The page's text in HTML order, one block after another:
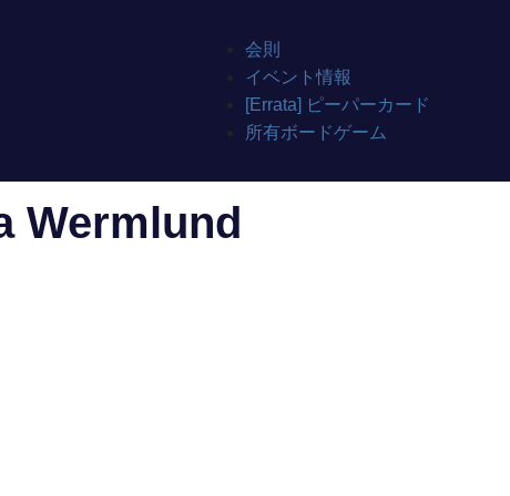
会則
イベント情報
[Errata] ピーパーカード
所有ボードゲーム
Wermlund